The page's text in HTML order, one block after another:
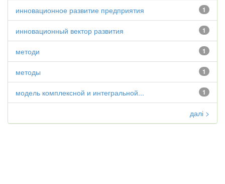
1
инновационное развитие предприятия
1
инновационный вектор развития
1
методи
1
методы
1
модель комплексной и интегральной...
далі >